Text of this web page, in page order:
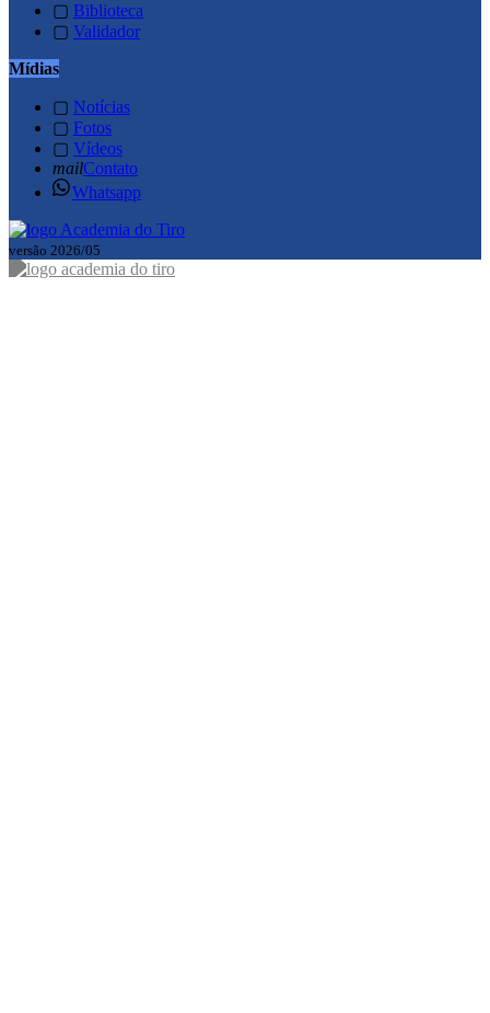
▢ Biblioteca
▢ Validador
Mídias
▢ Notícias
▢ Fotos
▢ Vídeos
mailContato
Whatsapp
versão 2026/05